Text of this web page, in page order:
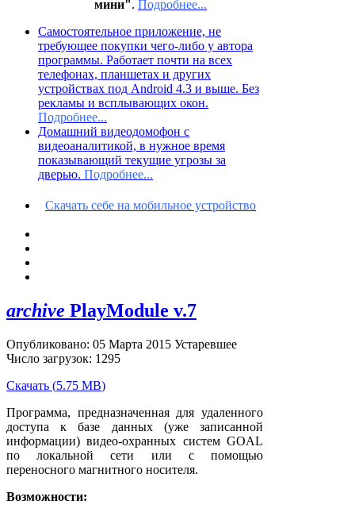
мини". Подробнее...
Самостоятельное приложение, не
требующее покупки чего-либо у автора
программы. Работает почти на всех
телефонах, планшетах и других
устройствах под Android 4.3 и выше. Без
рекламы и всплывающих окон.
Подробнее...
Домашний видеодомофон с
видеоаналитикой, в нужное время
показывающий текущие угрозы за
дверью. Подробнее...
Скачать себе на мобильное устройство
archive PlayModule v.7
Опубликовано: 05 Марта 2015 Устаревшее
Число загрузок: 1295
Скачать (5.75 MB)
Программа, предназначенная для удаленного
доступа к базе данных (уже записанной
информации) видео-охранных систем GOAL
по локальной сети или с помощью
переносного магнитного носителя.
Возможности: